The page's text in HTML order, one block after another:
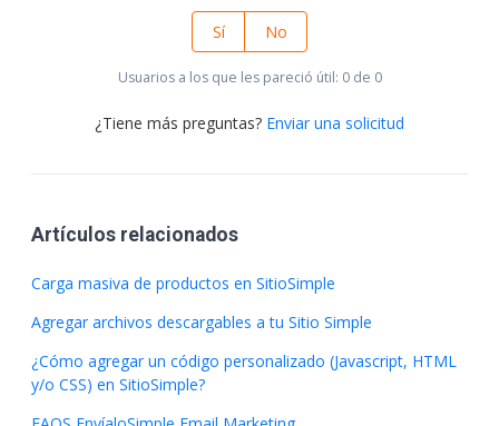
Sí No
Usuarios a los que les pareció útil: 0 de 0
¿Tiene más preguntas? Enviar una solicitud
Artículos relacionados
Carga masiva de productos en SitioSimple
Agregar archivos descargables a tu Sitio Simple
¿Cómo agregar un código personalizado (Javascript, HTML
y/o CSS) en SitioSimple?